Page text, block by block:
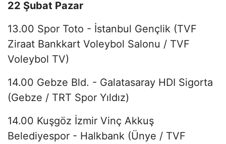
22 Şubat Pazar
13.00 Spor Toto - İstanbul Gençlik (TVF
Ziraat Bankkart Voleybol Salonu / TVF
Voleybol TV)
14.00 Gebze Bld. - Galatasaray HDI Sigorta
(Gebze / TRT Spor Yıldız)
14.00 Kuşgöz İzmir Vinç Akkuş
Belediyespor - Halkbank (Ünye / TVF